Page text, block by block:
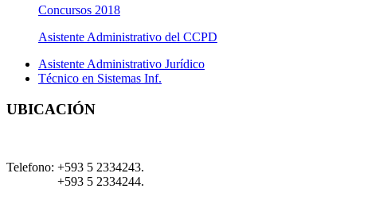
Concursos 2018
Asistente Administrativo del CCPD
Asistente Administrativo Jurídico
Técnico en Sistemas Inf.
UBICACIÓN
Telefono: +593 5 2334243.
+593 5 2334244.